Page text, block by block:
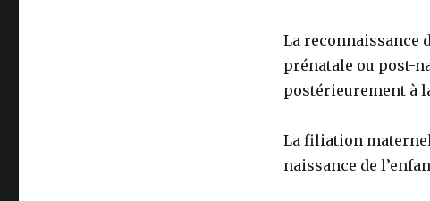
La reconnaissance
prénatale ou post-
postérieurement à
La filiation
naissance de